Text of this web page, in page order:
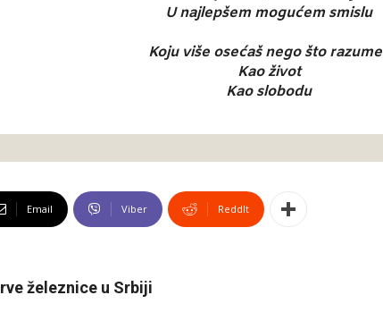
U najlepšem mogućem smislu
Koju više osećaš nego što
Kao život
Kao slobodu
Email Viber ReddIt
železnice u Srbiji